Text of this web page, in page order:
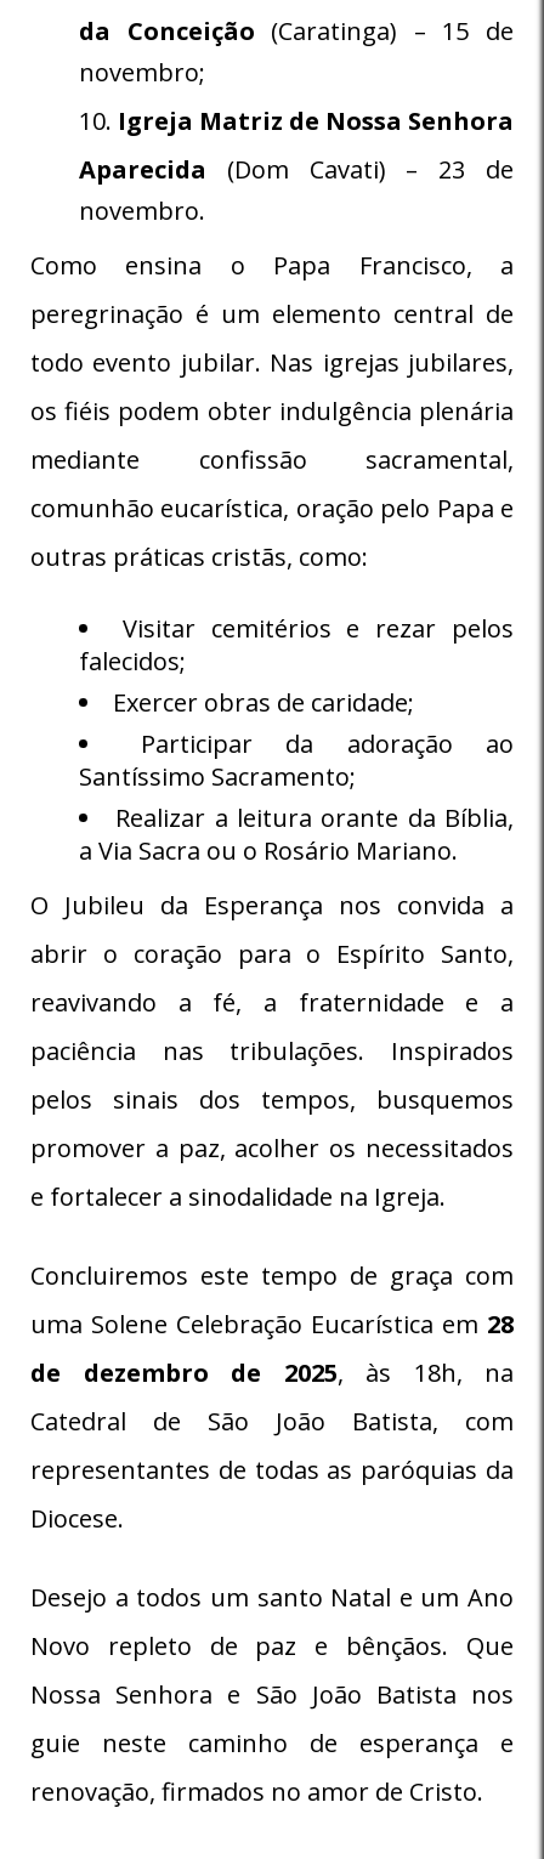
da Conceição (Caratinga) – 15 de
novembro;
Igreja Matriz de Nossa Senhora
Aparecida (Dom Cavati) – 23 de
novembro.
Como ensina o Papa Francisco, a
peregrinação é um elemento central de
todo evento jubilar. Nas igrejas jubilares,
os fiéis podem obter indulgência plenária
mediante confissão sacramental,
comunhão eucarística, oração pelo Papa e
outras práticas cristãs, como:
Visitar cemitérios e rezar pelos
falecidos;
Exercer obras de caridade;
Participar da adoração ao
Santíssimo Sacramento;
Realizar a leitura orante da Bíblia,
a Via Sacra ou o Rosário Mariano.
O Jubileu da Esperança nos convida a
abrir o coração para o Espírito Santo,
reavivando a fé, a fraternidade e a
paciência nas tribulações. Inspirados
pelos sinais dos tempos, busquemos
promover a paz, acolher os necessitados
e fortalecer a sinodalidade na Igreja.
Concluiremos este tempo de graça com
uma Solene Celebração Eucarística em 28
de dezembro de 2025, às 18h, na
Catedral de São João Batista, com
representantes de todas as paróquias da
Diocese.
Desejo a todos um santo Natal e um Ano
Novo repleto de paz e bênçãos. Que
Nossa Senhora e São João Batista nos
guie neste caminho de esperança e
renovação, firmados no amor de Cristo.